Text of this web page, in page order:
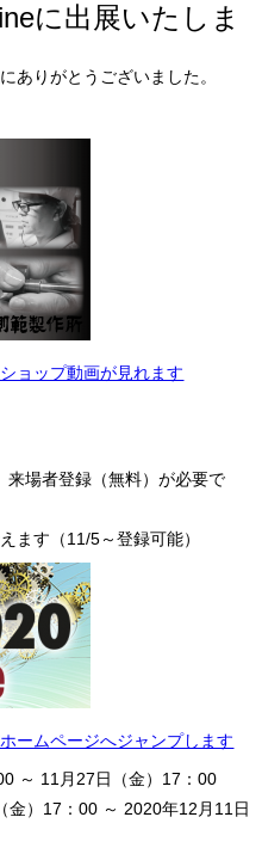
に出展いたしま
ありがとうございました。
ョップ動画が見れます
場者登録（無料）が必要で
ます（11/5～登録可能）
ームページへジャンプします
～ 11月27日（金）17：00
金）17：00 ～ 2020年12月11日